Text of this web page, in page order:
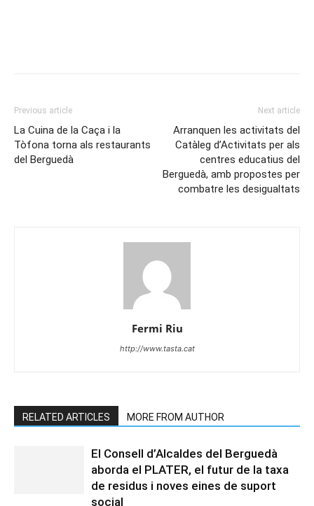
Previous article
La Cuina de la Caça i la
Tòfona torna als restaurants
del Berguedà
Next article
Arranquen les activitats del
Catàleg d’Activitats per als
centres educatius del
Berguedà, amb propostes per
combatre les desigualtats
Fermi Riu
http://www.tasta.cat
RELATED ARTICLES MORE FROM AUTHOR
El Consell d’Alcaldes del Berguedà
aborda el PLATER, el futur de la taxa
de residus i noves eines de suport
social